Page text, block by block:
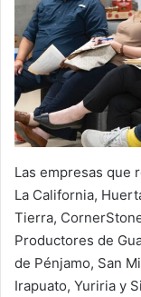
Las empresas que
La California,
Tierra,
Productores de
de Pénjamo, San
Irapuato, Yuriria y